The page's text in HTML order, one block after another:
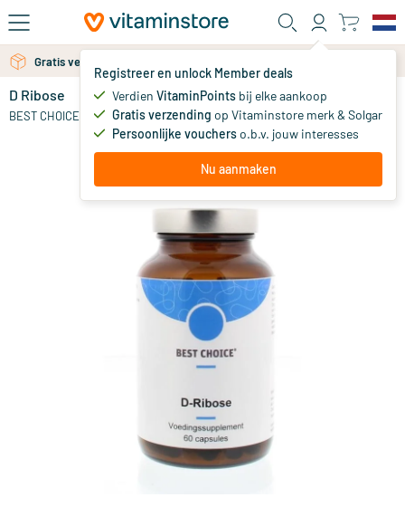
Ga naar de hoofdinhoud
Registreer en unlock Member deals
Verdien VitaminPoints bij elke aankoop
Gratis verzending op Vitaminstore merk & Solgar
Persoonlijke voucherso.b.v. jouw interesses
Nu aanmaken
Gratis verzending vanaf 25 euro
Gratis persoonlijk advies via chat of email
D Ribose
BEST CHOICE